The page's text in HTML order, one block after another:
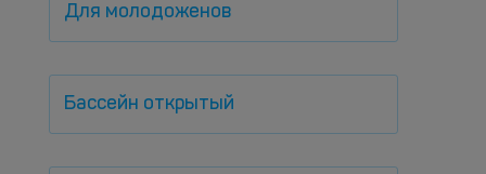
Для молодоженов
Бассейн открытый